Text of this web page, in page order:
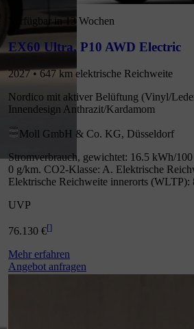
Verfügbar in 13 Wochen
EX60 Ultra, P10 AWD Electric
2027 • 647 km elektrische Reichweite
Nordico mit aktiver Belüftung (Vinyl/
Innendesign Anthrazit/Kardamom
Moll GmbH & Co. KG, Düsseldorf
Stromverbrauch, gewichtet: 16.5 kWh/
0 g/km. CO2-Klasse: A. Elektrische
Elektrische Reichweite innerorts (WLTP):
UVP
76.130 €[]
Mehr erfahren
Angebot anfragen